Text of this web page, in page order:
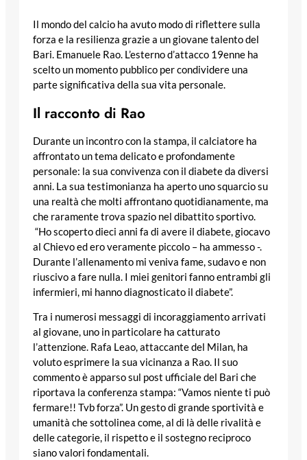
Il mondo del calcio ha avuto modo di riflettere sulla
forza e la resilienza grazie a un giovane talento del
Bari. Emanuele Rao. L’esterno d’attacco 19enne ha
scelto un momento pubblico per condividere una
parte significativa della sua vita personale.
Il racconto di Rao
Durante un incontro con la stampa, il calciatore ha
affrontato un tema delicato e profondamente
personale: la sua convivenza con il diabete da diversi
anni. La sua testimonianza ha aperto uno squarcio su
una realtà che molti affrontano quotidianamente, ma
che raramente trova spazio nel dibattito sportivo.
“Ho scoperto dieci anni fa di avere il diabete, giocavo
al Chievo ed ero veramente piccolo – ha ammesso -.
Durante l’allenamento mi veniva fame, sudavo e non
riuscivo a fare nulla. I miei genitori fanno entrambi gli
infermieri, mi hanno diagnosticato il diabete”.
Tra i numerosi messaggi di incoraggiamento arrivati
al giovane, uno in particolare ha catturato
l’attenzione. Rafa Leao, attaccante del Milan, ha
voluto esprimere la sua vicinanza a Rao. Il suo
commento è apparso sul post ufficiale del Bari che
riportava la conferenza stampa: “Vamos niente ti può
fermare!! Tvb forza”. Un gesto di grande sportività e
umanità che sottolinea come, al di là delle rivalità e
delle categorie, il rispetto e il sostegno reciproco
siano valori fondamentali.